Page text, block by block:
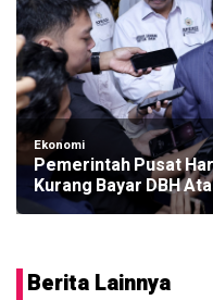
Ekonomi
Pemerintah Pusat
Kurang Bayar DBH
Berita Lainnya